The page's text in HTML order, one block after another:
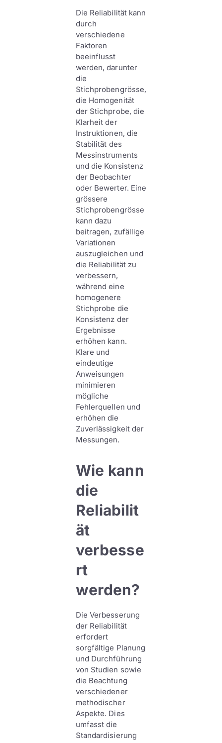
Die Reliabilität kann
durch
verschiedene
Faktoren
beeinflusst
werden, darunter
die
Stichprobengrösse,
die Homogenität
der Stichprobe, die
Klarheit der
Instruktionen, die
Stabilität des
Messinstruments
und die Konsistenz
der Beobachter
oder Bewerter. Eine
grössere
Stichprobengrösse
kann dazu
beitragen, zufällige
Variationen
auszugleichen und
die Reliabilität zu
verbessern,
während eine
homogenere
Stichprobe die
Konsistenz der
Ergebnisse
erhöhen kann.
Klare und
eindeutige
Anweisungen
minimieren
mögliche
Fehlerquellen und
erhöhen die
Zuverlässigkeit der
Messungen.
Wie kann
die
Reliabilit
ät
verbesse
rt
werden?
Die Verbesserung
der Reliabilität
erfordert
sorgfältige Planung
und Durchführung
von Studien sowie
die Beachtung
verschiedener
methodischer
Aspekte. Dies
umfasst die
Standardisierung